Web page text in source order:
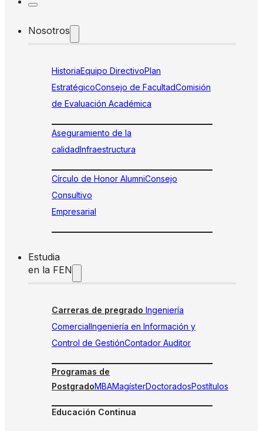
Nosotros
HistoriaEquipo DirectivoPlan
EstratégicoConsejo de FacultadComisión
de Evaluación Académica
Aseguramiento de la
calidadInfraestructura
Círculo de Honor AlumniConsejo
Consultivo
Empresarial
Estudia
en la FEN
Carreras de pregrado Ingeniería
ComercialIngeniería en Información y
Control de GestiónContador Auditor
Programas de
PostgradoMBAMagísterDoctoradosPostítulos
Educación Continua